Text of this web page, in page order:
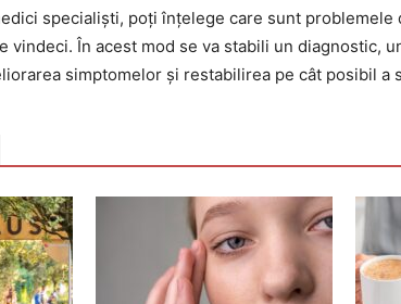
specialiști, poți înțelege care sunt problemele
vindeci. În acest mod se va stabili un diagnostic,
simptomelor și restabilirea pe cât posibil a